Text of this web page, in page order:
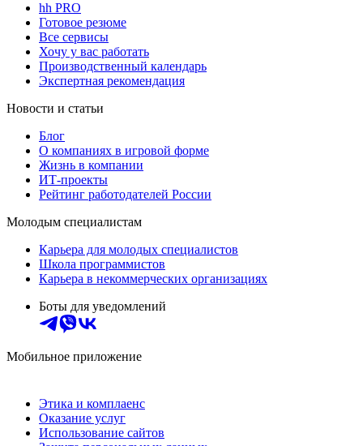
hh PRO
Готовое резюме
Все сервисы
Хочу у вас работать
Производственный календарь
Экспертная рекомендация
Новости и статьи
Блог
О компаниях в игровой форме
Жизнь в компании
ИТ-проекты
Рейтинг работодателей России
Молодым специалистам
Карьера для молодых специалистов
Школа программистов
Карьера в некоммерческих организациях
Боты для уведомлений
Мобильное приложение
Этика и комплаенс
Оказание услуг
Использование сайтов